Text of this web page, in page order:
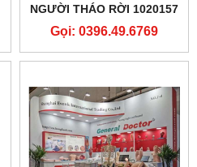
NGƯỜI THÁO RỜI 1020157
Gọi: 0396.49.6769